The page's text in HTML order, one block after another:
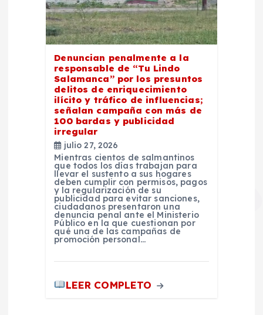
Denuncian penalmente a la
responsable de “Tu Lindo
Salamanca” por los presuntos
delitos de enriquecimiento
ilícito y tráfico de influencias;
señalan campaña con más de
100 bardas y publicidad
irregular
julio 27, 2026
Mientras cientos de salmantinos
que todos los días trabajan para
llevar el sustento a sus hogares
deben cumplir con permisos, pagos
y la regularización de su
publicidad para evitar sanciones,
ciudadanos presentaron una
denuncia penal ante el Ministerio
Público en la que cuestionan por
qué una de las campañas de
promoción personal…
LEER COMPLETO